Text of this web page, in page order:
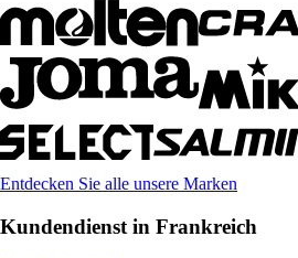
Entdecken Sie alle unsere Marken
Kundendienst in Frankreich